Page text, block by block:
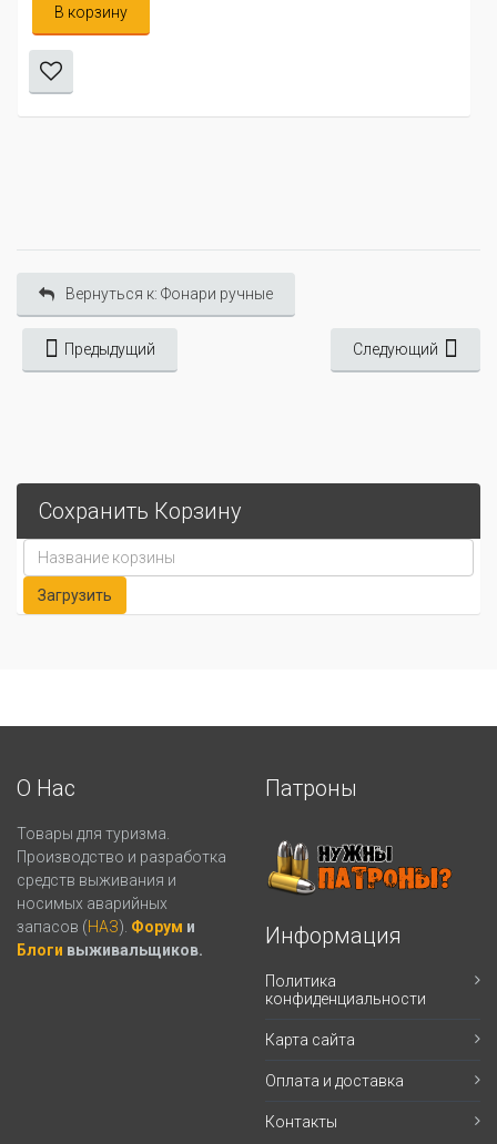
В корзину
Вернуться к: Фонари ручные
Предыдущий Следующий
Сохранить Корзину
О Нас
Товары для туризма.
Производство и разработка
средств выживания и
носимых аварийных
запасов (НАЗ). Форум и
Блоги выживальщиков.
Патроны
Информация
Политика
конфиденциальности
Карта сайта
Оплата и доставка
Контакты